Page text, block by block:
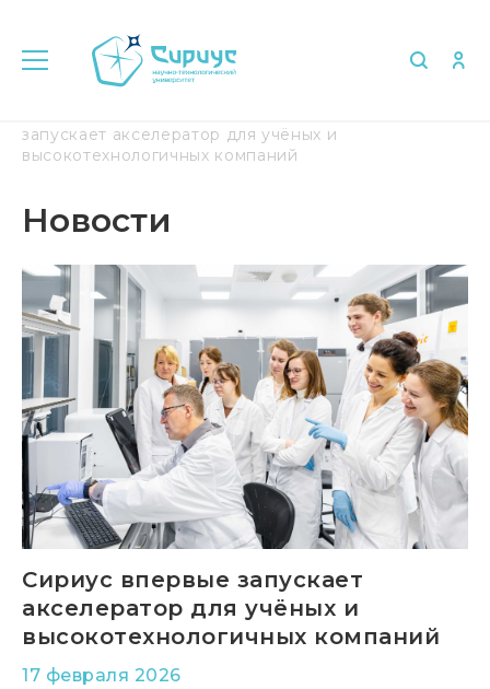
запускает акселератор для учёных и
высокотехнологичных компаний
Новости
Сириус впервые запускает
акселератор для учёных и
высокотехнологичных компаний
17 февраля 2026